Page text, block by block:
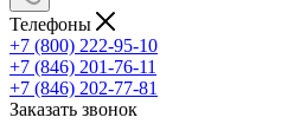
Телефоны
+7 (800) 222-95-10
+7 (846) 201-76-11
+7 (846) 202-77-81
Заказать звонок